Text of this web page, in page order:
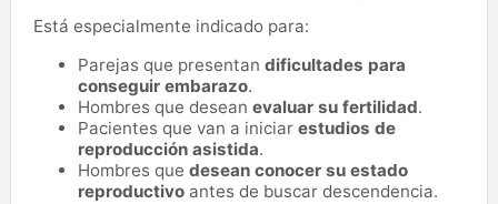
Está especialmente indicado para:
Parejas que presentan dificultades para
conseguir embarazo.
Hombres que desean evaluar su fertilidad.
Pacientes que van a iniciar estudios de
reproducción asistida.
Hombres que desean conocer su estado
reproductivo antes de buscar descendencia.